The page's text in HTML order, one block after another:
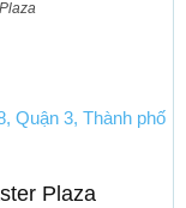
Quận 3, Thành phố
Plaza